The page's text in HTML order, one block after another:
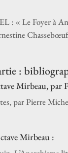
: « Le Foy­er à
:
Mirbeau, par
par Pierre
Mirbeau :